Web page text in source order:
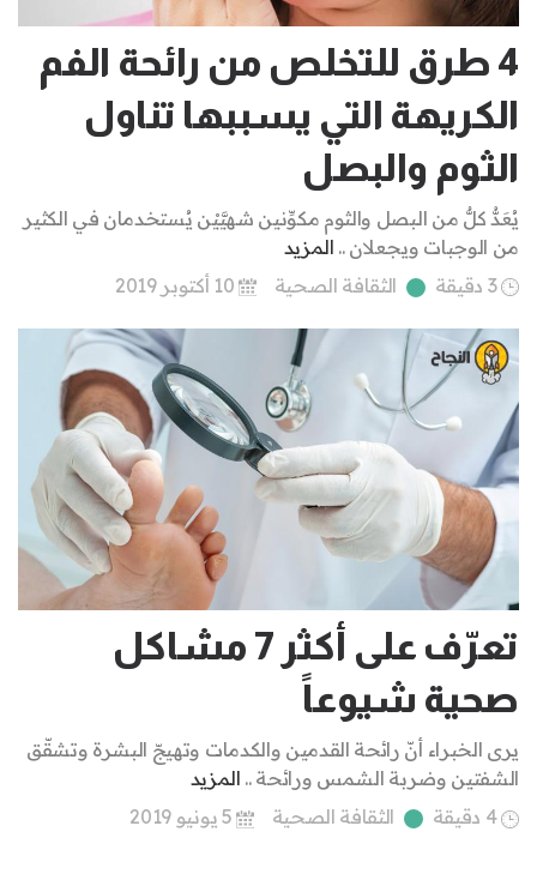
4 طرق للتخلص من رائحة الفم
الكريهة التي يسببها تناول
الثوم والبصل
يُعَدُّ كلٌّ من البصل والثوم مكوِّنين شهيَّيْن يُستخدمان في الكثير
من الوجبات ويجعلان .. المزيد
3 دقيقة
الثقافة الصحية 10 أكتوبر 2019
تعرّف على أكثر 7 مشاكل
صحية شيوعاً
يرى الخبراء أنّ رائحة القدمين والكدمات وتهيجّ البشرة وتشقّق
الشفتين وضربة الشمس ورائحة .. المزيد
4 دقيقة
الثقافة الصحية 5 يونيو 2019